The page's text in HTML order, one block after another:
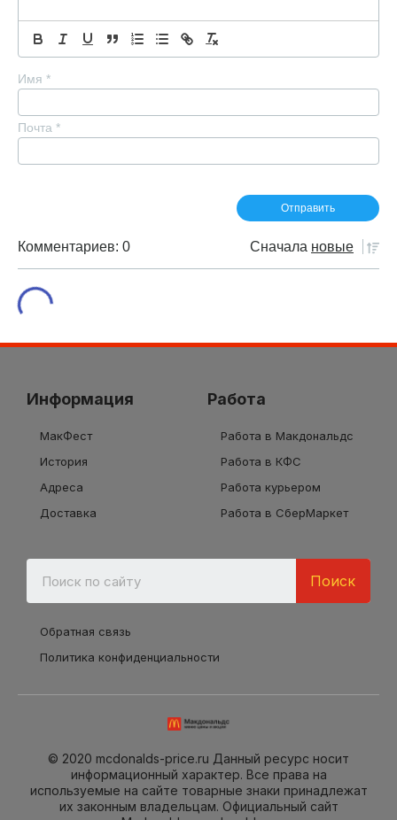
Имя *
Почта *
Комментариев: 0 Сначала новые
Информация
МакФест
История
Адреса
Доставка
Работа
Работа в Макдональдс
Работа в КФС
Работа курьером
Работа в СберМаркет
Поиск
Обратная связь
Политика конфиденциальности
© 2020 mcdonalds-price.ru Данный ресурс носит
информационный характер. Все права на
используемые на сайте товарные знаки принадлежат
их законным владельцам. Официальный сайт